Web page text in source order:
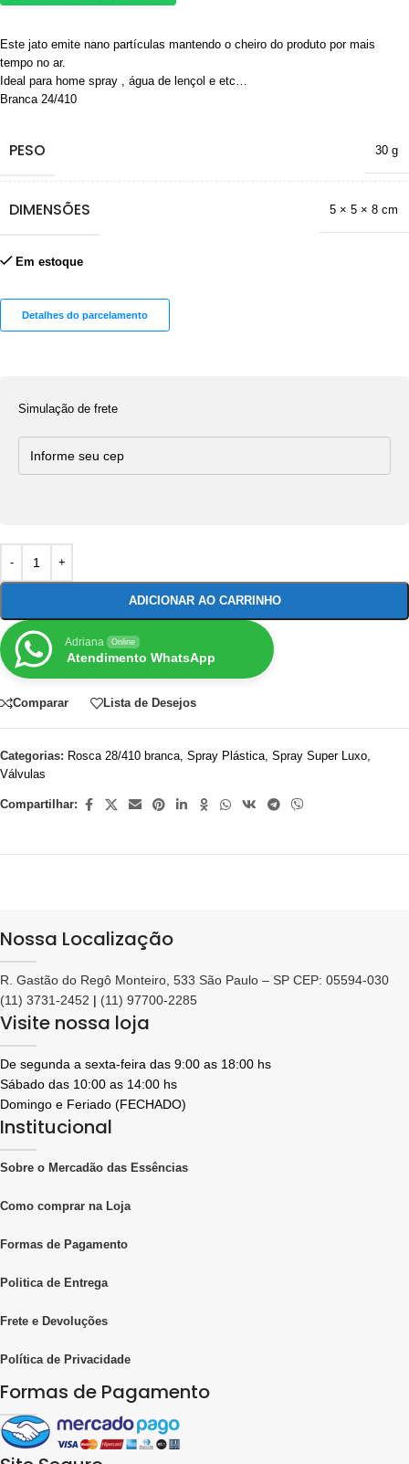
Este jato emite nano partículas mantendo o cheiro do produto por mais
tempo no ar.
Ideal para home spray , água de lençol e etc…
Branca 24/410
PESO 30 g
DIMENSÕES 5 × 5 × 8 cm
Em estoque
Detalhes do parcelamento
Simulação de frete
ADICIONAR AO CARRINHO
Adriana Online
Atendimento WhatsApp
Comparar Lista de Desejos
Categorias: Rosca 28/410 branca Spray Plástica Spray Super Luxo
Válvulas
Compartilhar:
Nossa Localização
R. Gastão do Regô Monteiro, 533 São Paulo – SP CEP: 05594-030
(11) 3731-2452 | (11) 97700-2285
Visite nossa loja
De segunda a sexta-feira das 9:00 as 18:00 hs
Sábado das 10:00 as 14:00 hs
Domingo e Feriado (FECHADO)
Institucional
Sobre o Mercadão das Essências
Como comprar na Loja
Formas de Pagamento
Politica de Entrega
Frete e Devoluções
Política de Privacidade
Formas de Pagamento